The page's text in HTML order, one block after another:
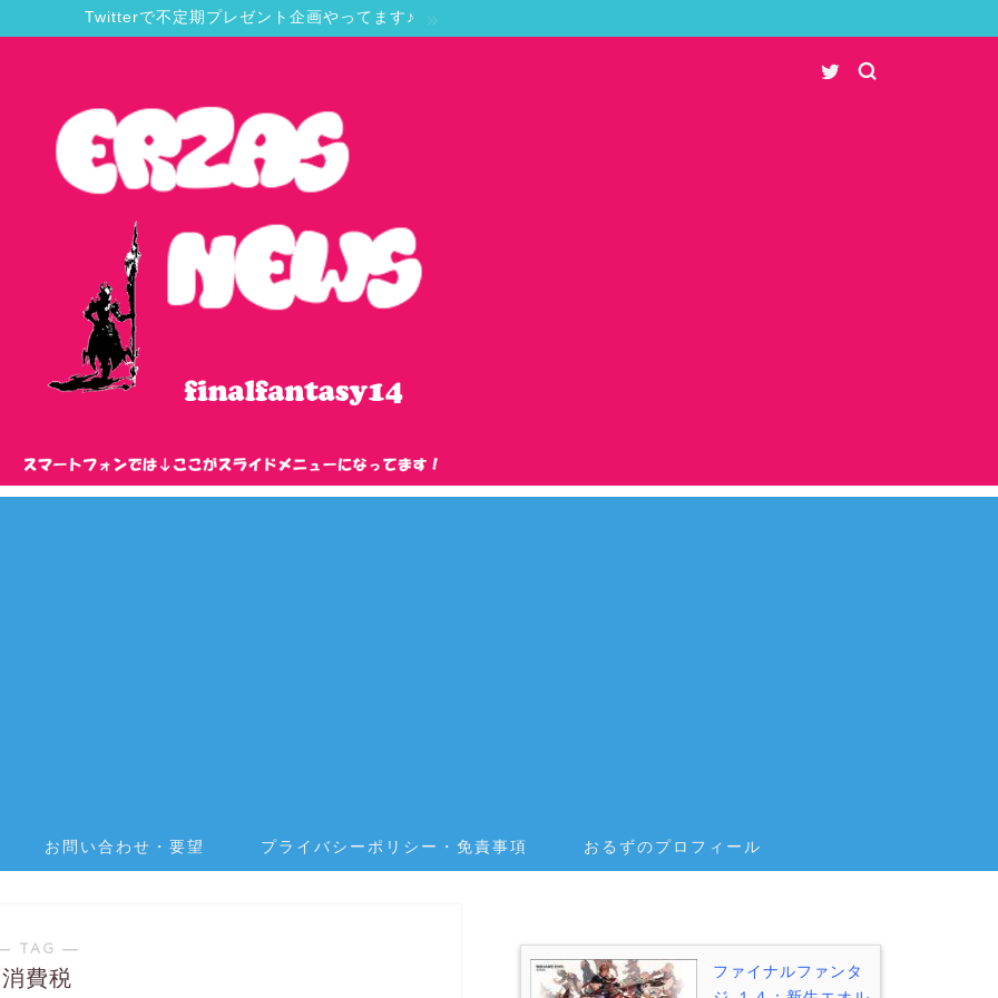
Twitterで不定期プレゼント企画やってます♪
お問い合わせ・要望 プライバシーポリシー・免責事項 おるずのプロフィール
TAG ―
消費税
ファイナルファンタ